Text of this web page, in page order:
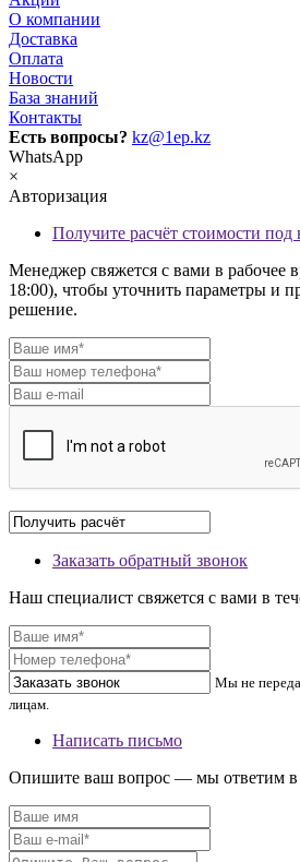
О компании
Доставка
Оплата
Новости
База знаний
Контакты
Есть вопросы? kz@1ep.kz
WhatsApp
×
Авторизация
Получите расчёт стоимости под
Менеджер свяжется с вами в рабочее
18:00), чтобы уточнить параметры и
решение.
Заказать обратный звонок
Наш специалист свяжется с вами в
Мы не
лицам.
Написать письмо
Опишите ваш вопрос — мы ответим в